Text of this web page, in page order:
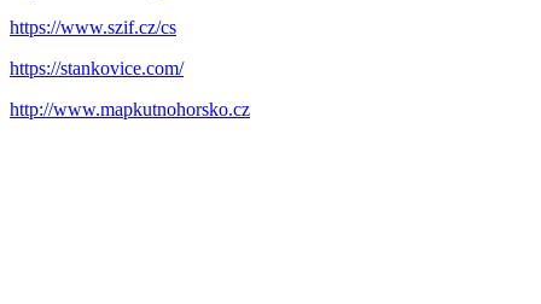
https://www.szif.cz/cs
https://stankovice.com/
http://www.mapkutnohorsko.cz